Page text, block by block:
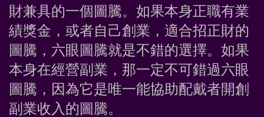
財兼具的一個圖騰。如果本身正職有業
績獎金，或者自己創業，適合招正財的
圖騰，六眼圖騰就是不錯的選擇。如果
本身在經營副業，那一定不可錯過六眼
圖騰，因為它是唯一能協助配戴者開創
副業收入的圖騰。